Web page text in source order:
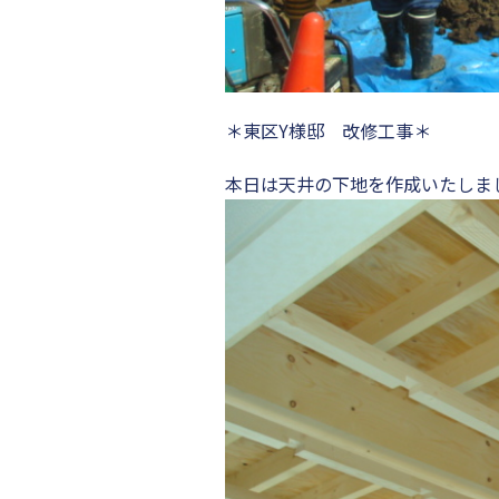
＊東区Y様邸 改修工事＊
本日は天井の下地を作成いたしま